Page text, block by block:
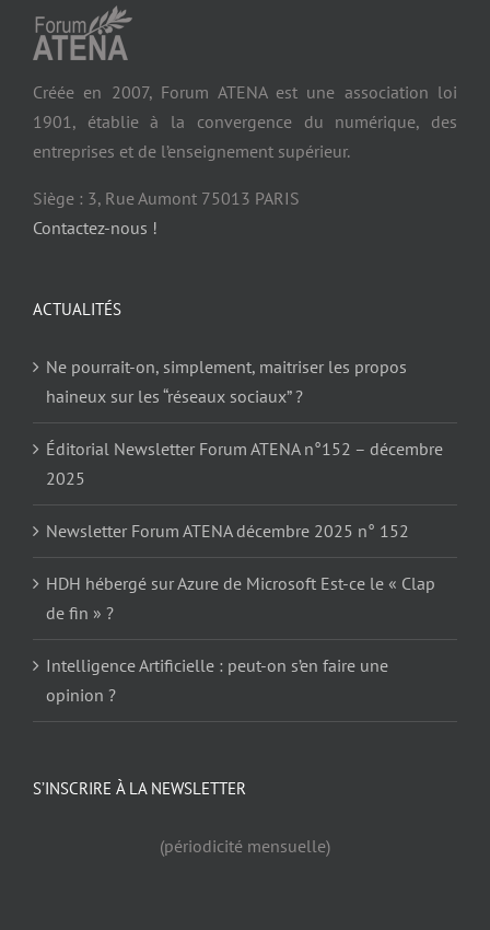
Créée en 2007, Forum ATENA est une association loi
1901, établie à la convergence du numérique, des
entreprises et de l’enseignement supérieur.
Siège : 3, Rue Aumont 75013 PARIS
Contactez-nous !
ACTUALITÉS
Ne pourrait-on, simplement, maitriser les propos
haineux sur les “réseaux sociaux” ?
Éditorial Newsletter Forum ATENA n°152 – décembre
2025
Newsletter Forum ATENA décembre 2025 n° 152
HDH hébergé sur Azure de Microsoft Est-ce le « Clap
de fin » ?
Intelligence Artificielle : peut-on s’en faire une
opinion ?
S’INSCRIRE À LA NEWSLETTER
(périodicité mensuelle)